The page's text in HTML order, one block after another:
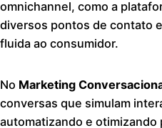
omnichannel, como a
diversos pontos de contato
fluida ao consumidor.
No Marketing
conversas que simulam
automatizando e otimizando